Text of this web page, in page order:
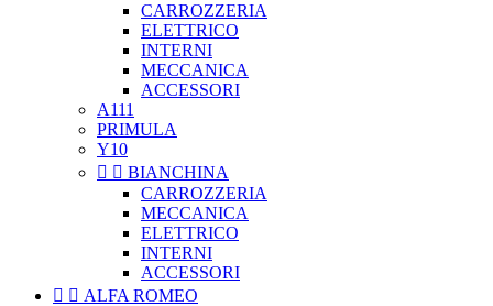
CARROZZERIA
ELETTRICO
INTERNI
MECCANICA
ACCESSORI
A111
PRIMULA
Y10
  BIANCHINA
CARROZZERIA
MECCANICA
ELETTRICO
INTERNI
ACCESSORI
  ALFA ROMEO